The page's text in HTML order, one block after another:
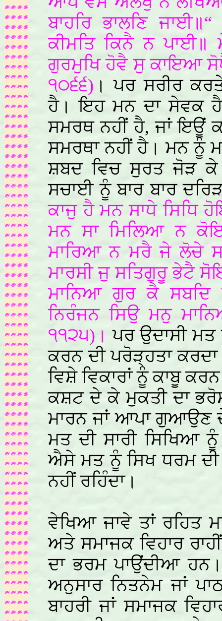
ਬਾਹਰਿ ਭਾਲਣਿ
ਕੀਮਤਿ ਕਿਨੈ ਨ
ਗੁਰਮੁਖਿ ਹੋਵੈ ਸੁ ਕਾਇਆ
੧੦੬੬) । ਪਰ ਸਰੀਰ
ਹੈ। ਇਹ ਮਨ ਦਾ ਸੇਵਕ
ਸਮਰਥ ਨਹੀਂ ਹੈ, ਜਾਂ ਇਊਂ
ਸਮਰਥਾ ਨਹੀਂ ਹੈ। ਮਨ ਨੂੰ
ਸ਼ਬਦ ਵਿਚ ਸੁਰਤ ਜੋੜ ਕੇ
ਸਚਾਈ ਨੂੰ ਬਾਰ ਬਾਰ
ਕਾਜੁ ਹੈ ਮਨ ਸਾਧੇ ਸਿਧਿ
ਮਨ ਸਾ ਮਿਲਿਆ ਨ
ਮਾਰਿਆ ਨ ਮਰੈ ਜੇ ਲੋਚੇ
ਮਾਰਸੀ ਜੁ ਸਤਿਗੁਰੂ ਭੇਟੈ
ਮਾਨਿਆ ਗੁਰ ਕੈ ਸਬਦਿ
ਨਿਰੰਜਨ ਸਿਉ ਮਨੁ
੧੧੨੫)। ਪਰ ਉਦਾਸੀ
ਕਰਨ ਦੀ ਪਰੋੜ੍ਹਤਾ
ਵਿਸ਼ੇ ਵਿਕਾਰਾਂ ਨੂੰ ਕਾਬੂ
ਕਸ਼ਟ ਦੇ ਕੇ ਮੁਕਤੀ ਦਾ
ਮਾਰਨ ਜਾਂ ਆਪਾ ਗੁਆਉਣ
ਮਤ ਦੀ ਸਾਰੀ ਸਿਖਿਆ
ਐਸੇ ਮਤ ਨੂੰ ਸਿਖ ਧਰਮ ਦੀ
ਨਹੀਂ ਰਹਿੰਦਾ।
ਵੇਖਿਆ ਜਾਵੇ ਤਾਂ ਰਹਿਤ
ਅਤੇ ਸਮਾਜਕ ਵਿਹਾਰ
ਦਾ ਭਰਮ ਪਾਉਂਦੀਆ ਹਨ।
ਅਨੁਸਾਰ ਨਿਤਨੇਮ ਜਾਂ
ਬਾਹਰੀ ਜਾਂ ਸਮਾਜਕ